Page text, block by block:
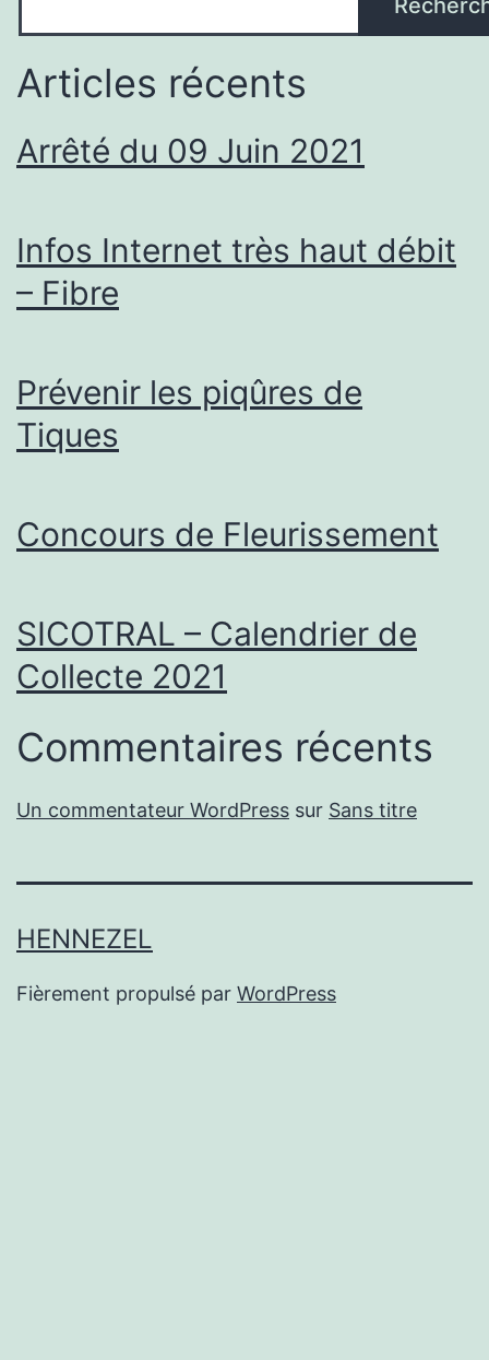
Articles récents
Arrêté du 09 Juin 2021
Infos Internet très haut débit
– Fibre
Prévenir les piqûres de
Tiques
Concours de Fleurissement
SICOTRAL – Calendrier de
Collecte 2021
Commentaires récents
Un commentateur WordPress sur Sans titre
HENNEZEL
Fièrement propulsé par WordPress